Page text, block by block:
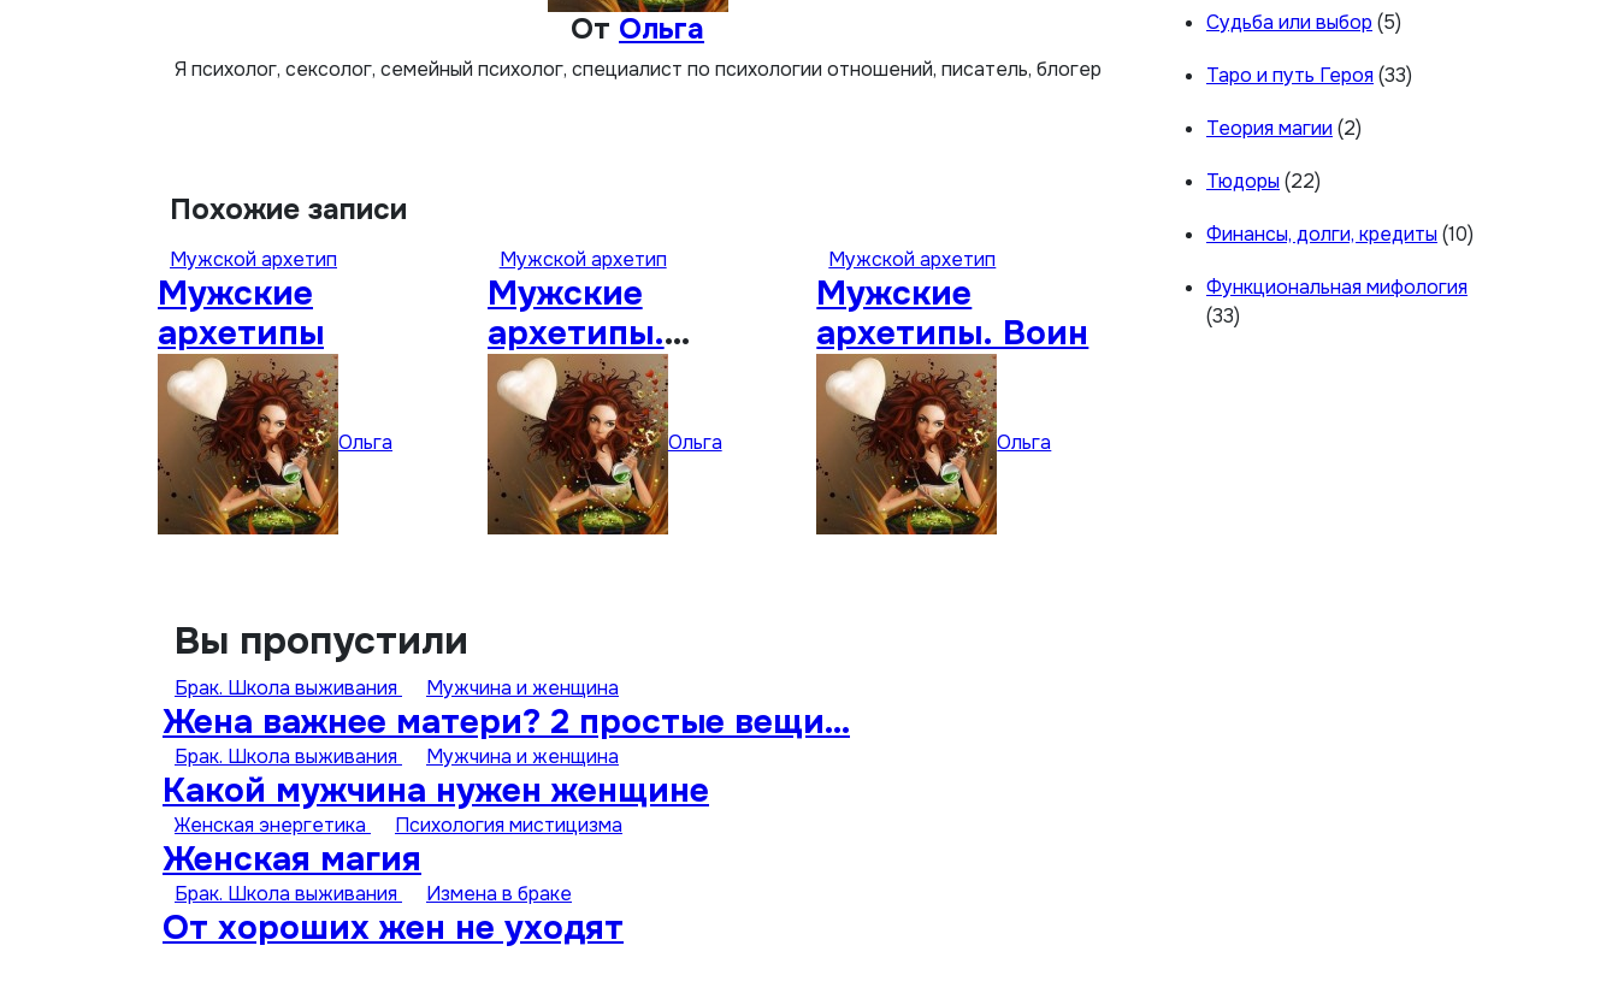
От Ольга
Я психолог, сексолог, семейный психолог, специалист по психологии отношений, писатель, блогер
Похожие записи
Мужской архетип
Мужские
архетипы
Ольга
Мужской архетип
Мужские
архетипы.
Любовник
Ольга
Мужской архетип
Мужские
архетипы. Воин
Ольга
Судьба или выбор (5)
Таро и путь Героя (33)
Теория магии (2)
Тюдоры (22)
Финансы, долги, кредиты (10)
Функциональная мифология
(33)
Вы пропустили
Брак. Школа выживания Мужчина и женщина
Жена важнее матери? 2 простые вещи…
Брак. Школа выживания Мужчина и женщина
Какой мужчина нужен женщине
Женская энергетика Психология мистицизма
Женская магия
Брак. Школа выживания Измена в браке
От хороших жен не уходят